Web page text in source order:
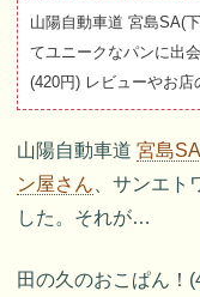
山陽自動車道 宮島SA(
てユニークなパンに出
(420円) レビューやお店
山陽自動車道宮島
ン屋さん 、サンエ
した。それが…
田の久のおこぱん！